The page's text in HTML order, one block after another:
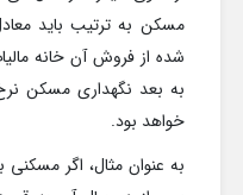
شده از فروش آن خانه
خواهد بود.
به عنوان مثال، اگر